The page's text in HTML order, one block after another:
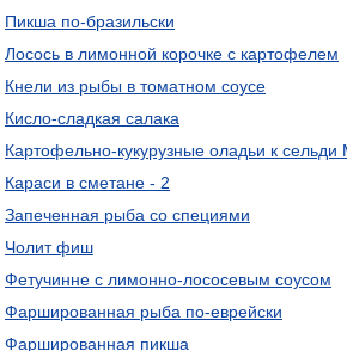
Пикша по-бразильски
Лосось в лимонной корочке с картофелем
Кнели из рыбы в томатном соусе
Кисло-сладкая салака
Картофельно-кукурузные оладьи к сельди
Караси в сметане - 2
Запеченная рыба со специями
Чолит фиш
Фетучинне с лимонно-лососевым соусом
Фаршированная рыба по-еврейски
Фаршированная пикша